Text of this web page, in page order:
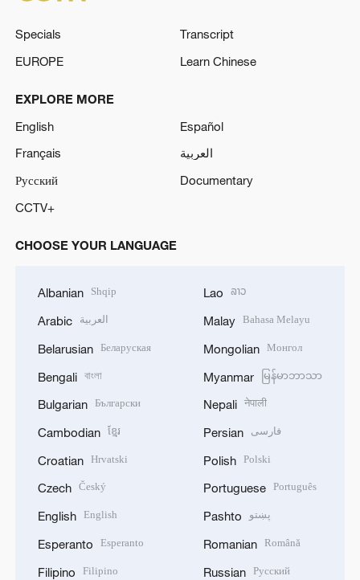
Specials
Transcript
EUROPE
Learn Chinese
EXPLORE MORE
English
Español
Français
العربية
Русский
Documentary
CCTV+
CHOOSE YOUR LANGUAGE
Albanian Shqip
Arabic العربية
Belarusian Беларуская
Bengali বাংলা
Bulgarian Български
Cambodian ខ្មែរ
Croatian Hrvatski
Czech Český
English English
Esperanto Esperanto
Filipino Filipino
Lao ລາວ
Malay Bahasa Melayu
Mongolian Монгол
Myanmar မြန်မာဘာသာ
Nepali नेपाली
Persian فارسی
Polish Polski
Portuguese Português
Pashto پښتو
Romanian Română
Russian Русский